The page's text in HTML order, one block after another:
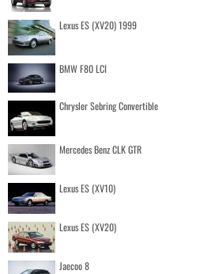
Lexus ES (XV20) 1999
BMW F80 LCI
Chrysler Sebring Convertible
Mercedes Benz CLK GTR
Lexus ES (XV10)
Lexus ES (XV20)
Jaecoo 8